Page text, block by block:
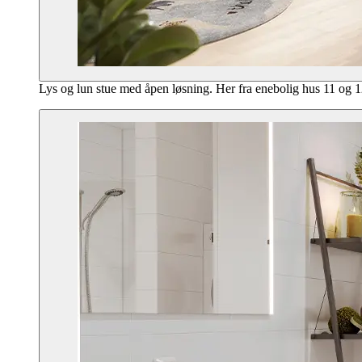
Lys og lun stue med åpen løsning. Her fra enebolig hus 11 og